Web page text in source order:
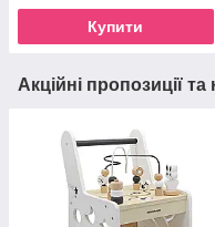
Купити
Акційні пропозиції